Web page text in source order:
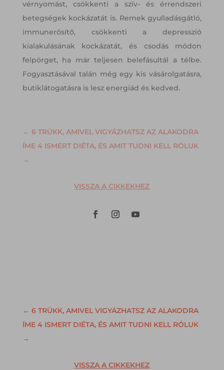
vérnyomást, csökkenti a szív- és érrendszeri
betegségek kockázatát is. Remek gyulladásgátló,
immunerősítő, csökkenti a depresszió
kialakulásának kockázatát, és csodás módon
felpörget, ha már teljesen belefásultál a télbe.
Fogyasztásával talán még egy kis vásárolgatásra,
butiklátogatásra is lesz energiád és kedved.
← 6 TRÜKK, AMIVEL VIGYÁZHATSZ AZ ALAKODRA
ÍME 4 ISMERT DIÉTA, ÉS AMIT TUDNI KELL RÓLUK
→
VISSZA A CIKKEKHEZ
← 6 TRÜKK, AMIVEL VIGYÁZHATSZ AZ ALAKODRA
ÍME 4 ISMERT DIÉTA, ÉS AMIT TUDNI KELL RÓLUK
→
VISSZA A CIKKEKHEZ